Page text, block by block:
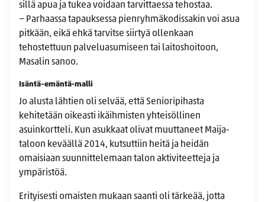
sillä apua ja tukea voidaan tarvittaessa tehostaa.
− Parhaassa tapauksessa pienryhmäkodissakin voi asua
pitkään, eikä ehkä tarvitse siirtyä ollenkaan
tehostettuun palveluasumiseen tai laitoshoitoon,
Masalin sanoo.
Isäntä–emäntä-malli
Jo alusta lähtien oli selvää, että Senioripihasta
kehitetään oikeasti ikäihmisten yhteisöllinen
asuinkortteli. Kun asukkaat olivat muuttaneet Maija-
taloon keväällä 2014, kutsuttiin heitä ja heidän
omaisiaan suunnittelemaan talon aktiviteetteja ja
ympäristöä.
Erityisesti omaisten mukaan saanti oli tärkeää, jotta